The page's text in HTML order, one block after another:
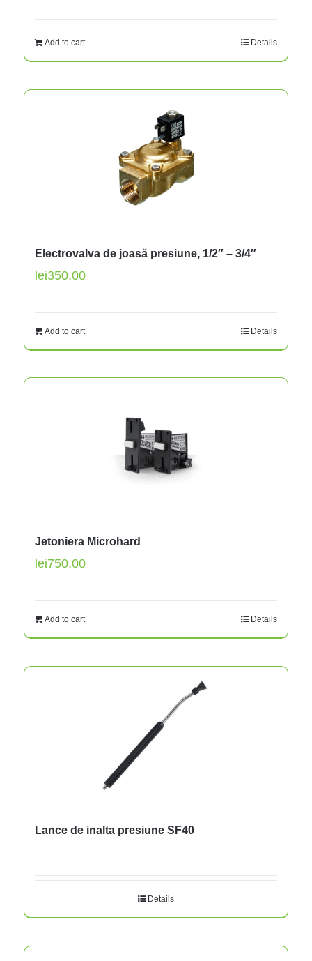
Add to cart Details
Electrovalva de joasă presiune, 1/2″ – 3/4″
lei350.00
Add to cart Details
Jetoniera Microhard
lei750.00
Add to cart Details
Lance de inalta presiune SF40
Details